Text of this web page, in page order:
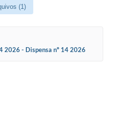
(1)
2026 - Dispensa nº 14 2026